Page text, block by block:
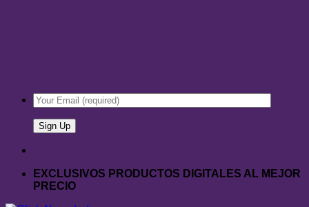
EXCLUSIVOS PRODUCTOS DIGITALES AL MEJOR
PRECIO